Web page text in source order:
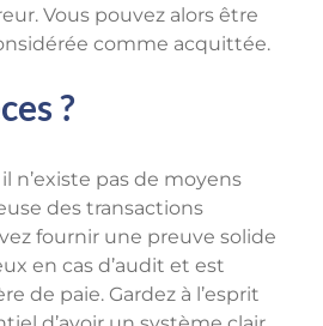
Vous pouvez alors être
comme acquittée.
?
n’existe pas de moyens
des transactions
fournir une preuve solide
en cas d’audit et est
de paie. Gardez à l’esprit